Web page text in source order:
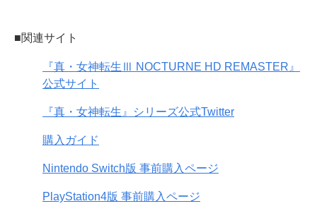
■関連サイト
『真・女神転生Ⅲ NOCTURNE HD REMASTER』
公式サイト
『真・女神転生』シリーズ公式Twitter
購入ガイド
Nintendo Switch版 事前購入ページ
PlayStation4版 事前購入ページ